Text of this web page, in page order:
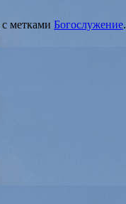
с метками Богослужение.